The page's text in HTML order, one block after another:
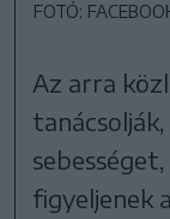
FOTÓ:
Az arra
figyeljenek